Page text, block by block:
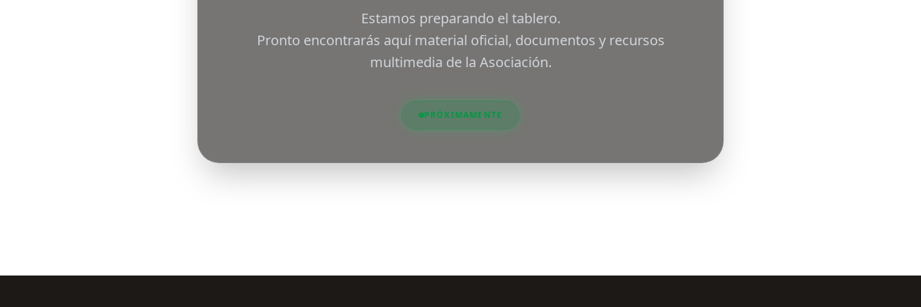
Estamos preparando el tablero.
Pronto encontrarás aquí material oficial, documentos y recursos
multimedia de la Asociación.
PRÓXIMAMENTE